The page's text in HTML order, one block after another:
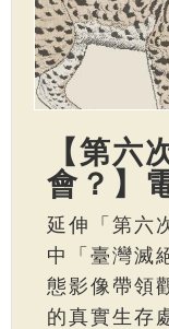
【第六
會？】
延伸「第六
中「臺灣滅
態影像帶領
的真實生存